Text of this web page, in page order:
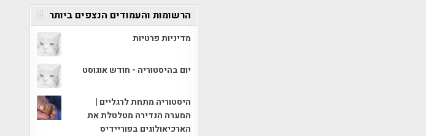
הרשומות והעמודים הנצפים ביותר
מדיניות פרטיות
יום בהיסטוריה - חודש אוגוסט
היסטוריה מתחת לרגליים |
המערה הנדירה מטלטלת את
הארכיאולוגים בפוריידיס